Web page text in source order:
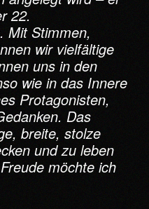
22.
Mit Stimmen,
wir vielfältige
uns in den
wie in das Innere
Protagonisten,
Das
breite, stolze
und zu leben
möchte ich